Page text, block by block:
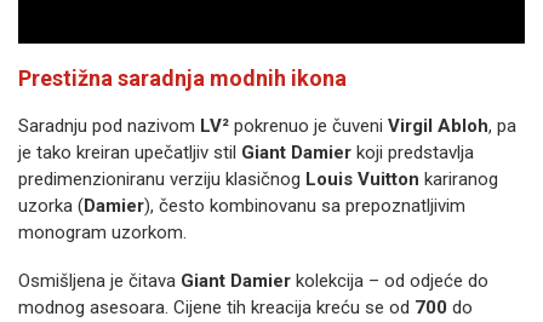
Prestižna saradnja modnih ikona
Saradnju pod nazivom LV² pokrenuo je čuveni Virgil Abloh, pa
je tako kreiran upečatljiv stil Giant Damier koji predstavlja
predimenzioniranu verziju klasičnog Louis Vuitton kariranog
uzorka (Damier), često kombinovanu sa prepoznatljivim
monogram uzorkom.
Osmišljena je čitava Giant Damier kolekcija – od odjeće do
modnog asesoara. Cijene tih kreacija kreću se od 700 do